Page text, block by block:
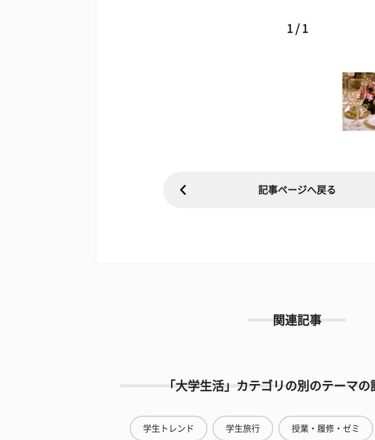
1 / 1
記事ページへ戻る
関連記事
「大学生活」カテゴリの別のテーマの
学生トレンド 学生旅行 授業・履修・ゼミ